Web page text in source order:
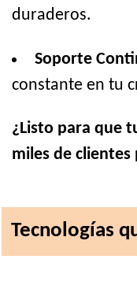
duraderos.
Soporte
constante en tu
¿Listo para que
miles de clientes
Tecnologías